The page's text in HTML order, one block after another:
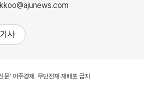
사
' 아주경제. 무단전재·재배포 금지